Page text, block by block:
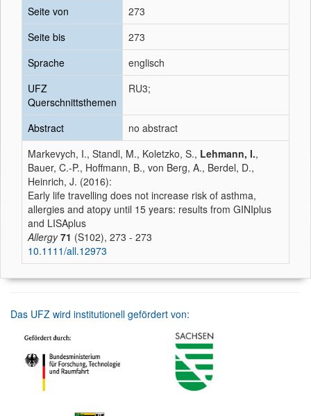
Seite von
273
Seite bis
273
Sprache
englisch
UFZ
Querschnittsthemen
RU3;
Abstract
no abstract
Markevych, I., Standl, M., Koletzko, S., Lehmann, I.,
Bauer, C.-P., Hoffmann, B., von Berg, A., Berdel, D.,
Heinrich, J. (2016):
Early life travelling does not increase risk of asthma,
allergies and atopy until 15 years: results from GINIplus
and LISAplus
Allergy 71 (S102), 273 - 273
10.1111/all.12973
Das UFZ wird institutionell gefördert von: